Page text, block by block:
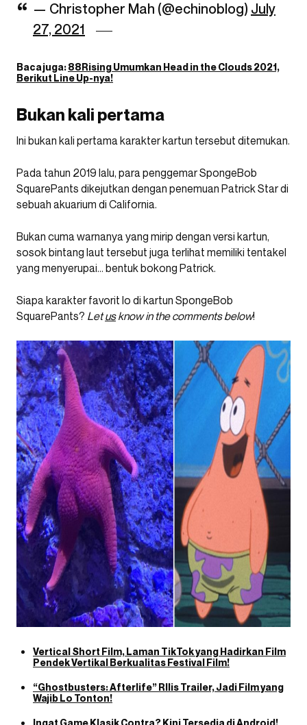
— Christopher Mah (@echinoblog) July
27, 2021
Baca juga:88Rising Umumkan Head in the Clouds 2021,
Berikut Line Up-nya!
Bukan kali pertama
Ini bukan kali pertama karakter kartun tersebut ditemukan.
Pada tahun 2019 lalu, para penggemar SpongeBob
SquarePants dikejutkan dengan penemuan Patrick Star di
sebuah akuarium di California.
Bukan cuma warnanya yang mirip dengan versi kartun,
sosok bintang laut tersebut juga terlihat memiliki tentakel
yang menyerupai… bentuk bokong Patrick.
Siapa karakter favorit lo di kartun SpongeBob
SquarePants? Letusknow in the comments below!
Vertical Short Film, Laman TikTok yang Hadirkan Film
Pendek Vertikal Berkualitas Festival Film!
“Ghostbusters: Afterlife” RIlis Trailer, Jadi Film yang
Wajib Lo Tonton!